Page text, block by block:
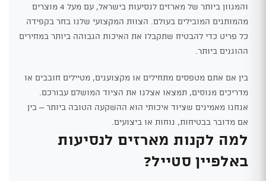
והמגוון ביותר של מארזים לנסיעות בישראל, עם מעל 4 מוצרים
מהמותגים המובילים בעולם. הצוות המקצועי שלנו בחר בקפידה
כל פריט כדי להבטיח שתקבלו את האיכות הגבוהה ביותר במחירים
ההוגנים ביותר.
בין אם אתם מטפסים מתחילים או מקצוענים, מטיילים חובבים או
מדריכים מנוסים, תמצאו אצלנו את הציוד המושלם עבורכם.
אנחנו מאמינים שציוד איכותי הוא ההשקעה הטובה ביותר – בין
אם מדובר בבטיחות, נוחות או ביצועים.
למה לקנות מארזים לנסיעות
באלפיין סטייל?